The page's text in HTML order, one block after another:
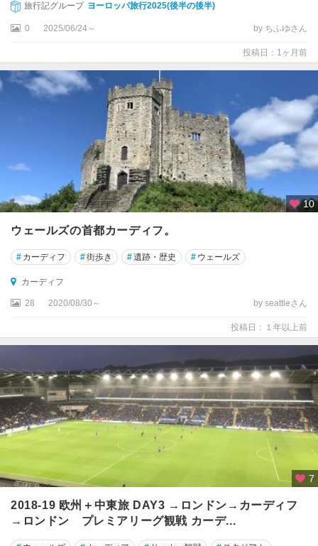
★
リ
ー
ア
デ
ィ
ー
ン
マ
イ
ギ
リ
ス
プ
ス
ウ
旅行記グループ ヨーロッパ旅行2025(後半の後半)
0 2025/06/24～ by ちふゆさん
投稿日：1ヶ月前
10
ウェールズの首都カーディフ。
# カーディフ #街歩き #遺跡・歴史 # ウェールズ
カーディフ
28 2020/08/30～ by seattleさん
投稿日：１年以上前
7
2018-19 欧州＋中東旅 DAY3 →ロンドン→カーディフ
→ロンドン プレミアリーグ観戦 カーデ...